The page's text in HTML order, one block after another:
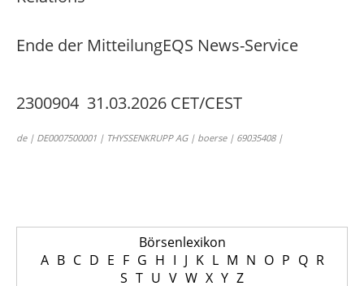
Ende der MitteilungEQS News-Service
2300904 31.03.2026 CET/CEST
de | DE0007500001 | THYSSENKRUPP AG | boerse | 69035408 |
Börsenlexikon
A B C D E F G H I J K L M N O P Q R
S T U V W X Y Z